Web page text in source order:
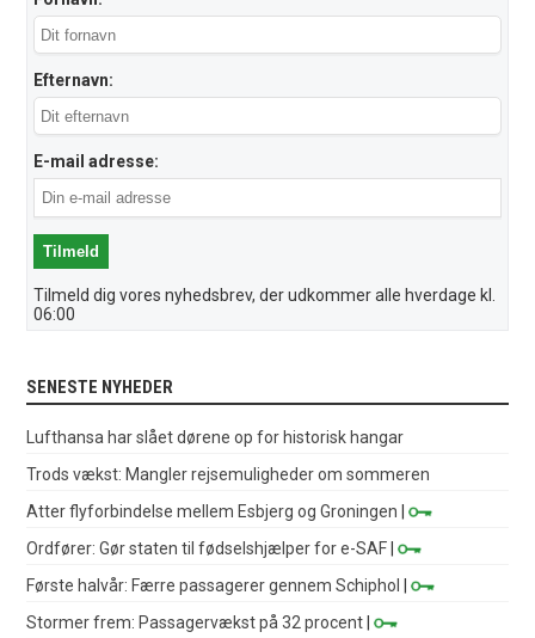
Efternavn:
E-mail adresse:
Tilmeld dig vores nyhedsbrev, der udkommer alle hverdage kl.
06:00
SENESTE NYHEDER
Lufthansa har slået dørene op for historisk hangar
Trods vækst: Mangler rejsemuligheder om sommeren
Atter flyforbindelse mellem Esbjerg og Groningen |
Ordfører: Gør staten til fødselshjælper for e-SAF |
Første halvår: Færre passagerer gennem Schiphol
|
Stormer frem: Passagervækst på 32 procent |